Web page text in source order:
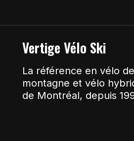
Vertige Vélo Ski
La référence en vélo
montagne et vélo
de Montréal, depuis